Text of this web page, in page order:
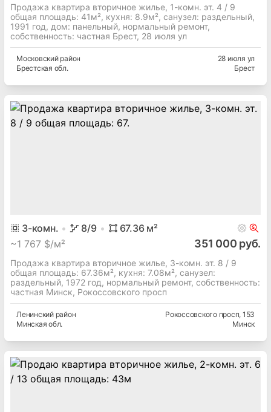
Продажа квартира вторичное жилье, 1-комн. эт. 4 / 9
общая площадь: 41м², кухня: 8.9м², cанузел: раздельный,
1991 год, дом: панельный, нормальный ремонт,
собственность: частная Брест, 28 июля ул
Московскийрайон
Брестская обл.
28 июля ул
Брест
3-комн. 8/9 67.36м²
~1 767 $/м² 351 000 руб.
Продажа квартира вторичное жилье, 3-комн. эт. 8 / 9
общая площадь: 67.36м², кухня: 7.08м², cанузел:
раздельный, 1972 год, нормальный ремонт, собственность:
частная Минск, Рокоссовского просп
Ленинский район
Минская обл.
Рокоссовского просп, 153
Минск